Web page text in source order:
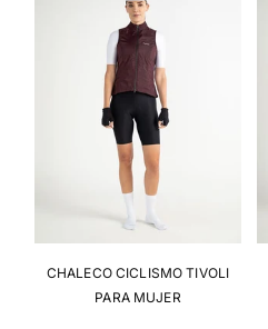
CHALECO CICLISMO TIVOLI
PARA MUJER